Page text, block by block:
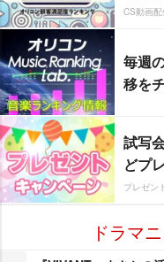
CS動画
毎週
移を
試写
どプ
プレゼン
ドラマ